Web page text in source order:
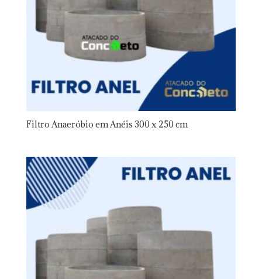
Filtro Anaeróbio em Anéis 300 x 250 cm